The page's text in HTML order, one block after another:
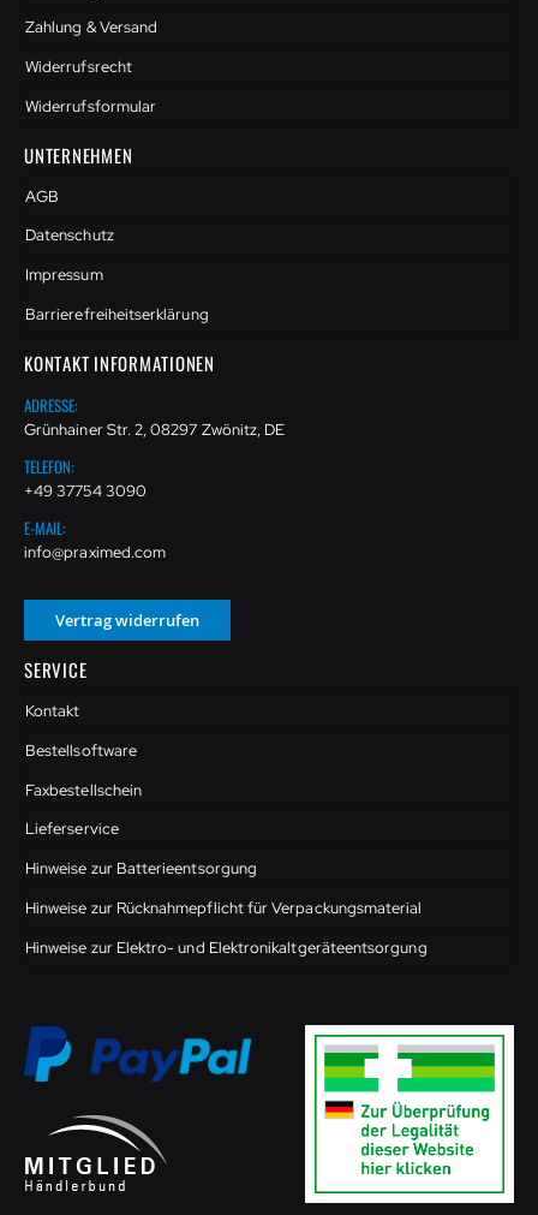
Zahlung & Versand
Widerrufsrecht
Widerrufsformular
UNTERNEHMEN
AGB
Datenschutz
Impressum
Barrierefreiheitserklärung
KONTAKT INFORMATIONEN
ADRESSE:
Grünhainer Str. 2, 08297 Zwönitz, DE
TELEFON:
+49 37754 3090
E-MAIL:
info@praximed.com
Vertrag widerrufen
SERVICE
Kontakt
Bestellsoftware
Faxbestellschein
Lieferservice
Hinweise zur Batterieentsorgung
Hinweise zur Rücknahmepflicht für Verpackungsmaterial
Hinweise zur Elektro- und Elektronikaltgeräteentsorgung